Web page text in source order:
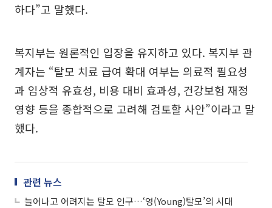
하다”고 말했다.
복지부는 원론적인 입장을 유지하고 있다. 복지부 관
계자는 “탈모 치료 급여 확대 여부는 의료적 필요성
과 임상적 유효성, 비용 대비 효과성, 건강보험 재정
영향 등을 종합적으로 고려해 검토할 사안”이라고 말
했다.
관련 뉴스
늘어나고 어려지는 탈모 인구…‘영(Young)탈모’의 시대